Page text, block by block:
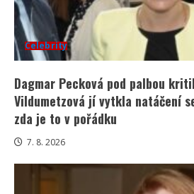
Celebrity
Dagmar Pecková pod palbou
Vildumetzová jí vytkla natáčení
zda je to v pořádku
7. 8. 2026